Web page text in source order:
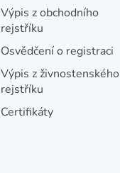
Výpis z obchodního
rejstříku
Osvědčení o registraci
Výpis z živnostenského
rejstříku
Certifikáty